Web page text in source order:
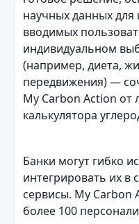
научных данных для
вводимых
индивидуальном
(например, диета,
передвижения) —
My Carbon Action от
калькулятора
Банки могут гибко
интегрировать их в
сервисы. My Carbon
более 100